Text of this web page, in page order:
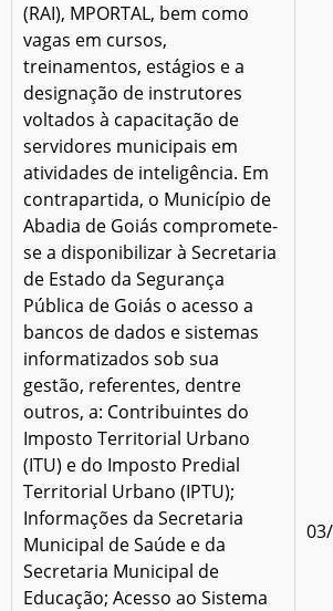
(RAI), MPORTAL, bem como
vagas em cursos,
treinamentos, estágios e a
designação de instrutores
voltados à capacitação de
servidores municipais em
atividades de inteligência. Em
contrapartida, o Município de
Abadia de Goiás compromete-
se a disponibilizar à Secretaria
de Estado da Segurança
Pública de Goiás o acesso a
bancos de dados e sistemas
informatizados sob sua
gestão, referentes, dentre
outros, a: Contribuintes do
Imposto Territorial Urbano
(ITU) e do Imposto Predial
Territorial Urbano (IPTU);
Informações da Secretaria
Municipal de Saúde e da
Secretaria Municipal de
Educação; Acesso ao Sistema